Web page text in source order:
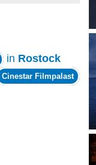
in Rostock
Cinestar Filmpalast